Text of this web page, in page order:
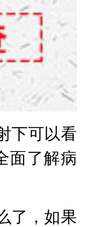
下可以看
面了解病
了，如果